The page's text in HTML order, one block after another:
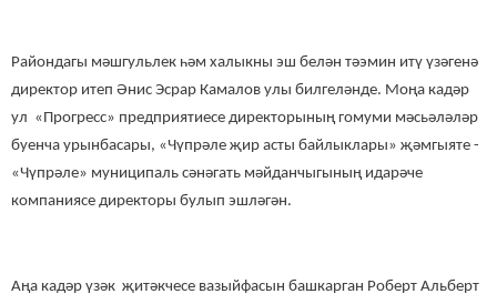
Райондагы мәшгульлек һәм халыкны эш белән тәэмин итү үзәгенә
директор итеп Әнис Эсрар Камалов улы билгеләнде. Моңа кадәр
ул «Прогресс» предприятиесе директорының гомуми мәсьәләләр
буенча урынбасары, «Чүпрәле җир асты байлыклары» җәмгыяте -
«Чүпрәле» муниципаль сәнәгать мәйданчыгының идарәче
компаниясе директоры булып эшләгән.
Аңа кадәр үзәк җитәкчесе вазыйфасын башкарган Роберт Альберт